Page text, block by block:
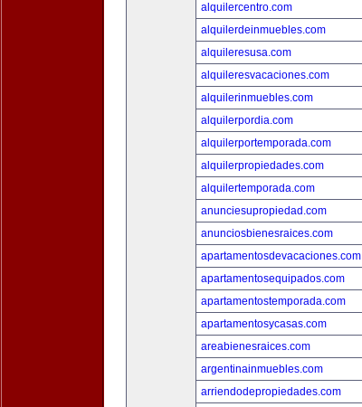
alquilercentro.com
alquilerdeinmuebles.com
alquileresusa.com
alquileresvacaciones.com
alquilerinmuebles.com
alquilerpordia.com
alquilerportemporada.com
alquilerpropiedades.com
alquilertemporada.com
anunciesupropiedad.com
anunciosbienesraices.com
apartamentosdevacaciones.com
apartamentosequipados.com
apartamentostemporada.com
apartamentosycasas.com
areabienesraices.com
argentinainmuebles.com
arriendodepropiedades.com